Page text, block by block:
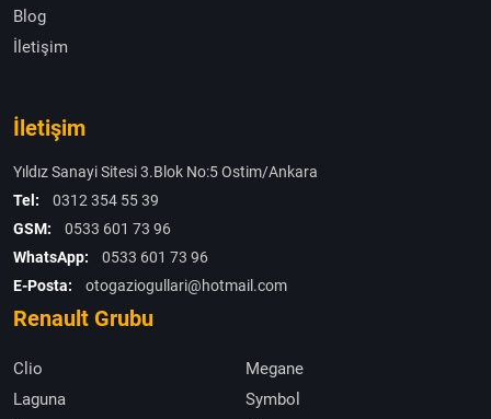
Blog
İletişim
İletişim
Yıldız Sanayi Sitesi 3.Blok No:5 Ostim/Ankara
Tel:
0312 354 55 39
GSM:
0533 601 73 96
WhatsApp:
0533 601 73 96
E-Posta:
otogaziogullari@hotmail.com
Renault Grubu
Clio
Megane
Laguna
Symbol